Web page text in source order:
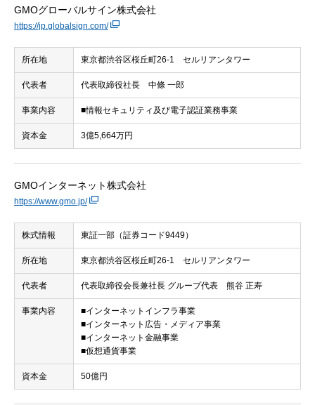
GMOグローバルサイン株式会社
https://jp.globalsign.com/
所在地 東京都渋谷区桜丘町26-1 セルリアンタワー
代表者 代表取締役社長 中條 一郎
事業内容 ■情報セキュリティ及び電子認証業務事業
資本金 3億5,664万円
GMOインターネット株式会社
https://www.gmo.jp/
株式情報 東証一部（証券コード9449）
所在地 東京都渋谷区桜丘町26-1 セルリアンタワー
代表者 代表取締役会長兼社長 グループ代表 熊谷 正寿
事業内容
■インターネットインフラ事業
■インターネット広告・メディア事業
■インターネット金融事業
■仮想通貨事業
資本金 50億円